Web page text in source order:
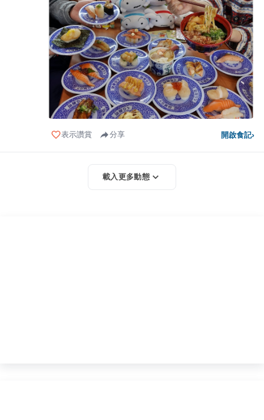
表示讚賞 分享 開啟食記›
載入更多動態